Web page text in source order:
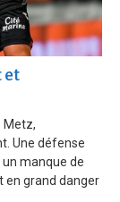
et
Metz,
Une défense
manque de
en grand danger